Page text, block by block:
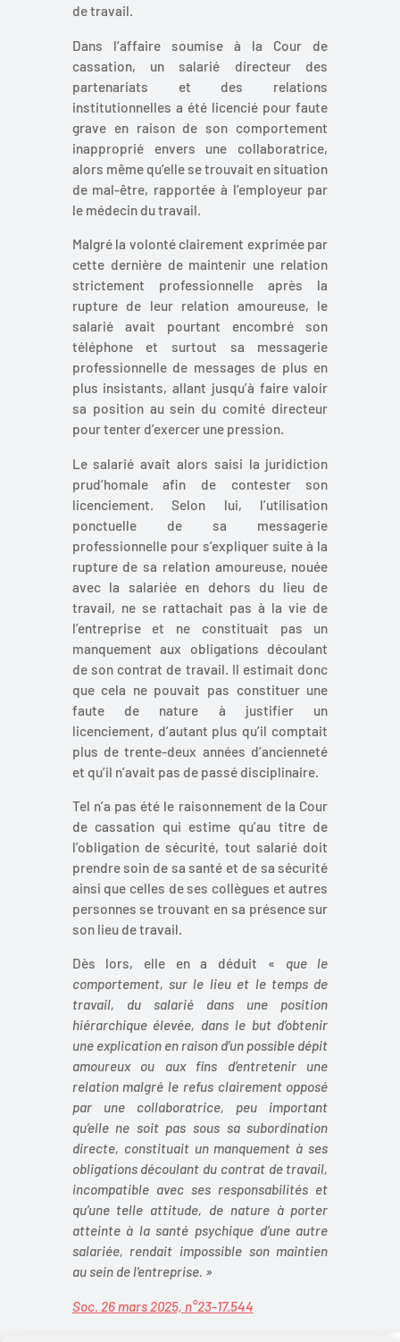
de travail.
Dans l’affaire soumise à la Cour de
cassation, un salarié directeur des
partenariats et des relations
institutionnelles a été licencié pour faute
grave en raison de son comportement
inapproprié envers une collaboratrice,
alors même qu’elle se trouvait en situation
de mal-être, rapportée à l’employeur par
le médecin du travail.
Malgré la volonté clairement exprimée par
cette dernière de maintenir une relation
strictement professionnelle après la
rupture de leur relation amoureuse, le
salarié avait pourtant encombré son
téléphone et surtout sa messagerie
professionnelle de messages de plus en
plus insistants, allant jusqu’à faire valoir
sa position au sein du comité directeur
pour tenter d’exercer une pression.
Le salarié avait alors saisi la juridiction
prud’homale afin de contester son
licenciement. Selon lui, l’utilisation
ponctuelle de sa messagerie
professionnelle pour s’expliquer suite à la
rupture de sa relation amoureuse, nouée
avec la salariée en dehors du lieu de
travail, ne se rattachait pas à la vie de
l’entreprise et ne constituait pas un
manquement aux obligations découlant
de son contrat de travail. Il estimait donc
que cela ne pouvait pas constituer une
faute de nature à justifier un
licenciement, d’autant plus qu’il comptait
plus de trente-deux années d’ancienneté
et qu’il n’avait pas de passé disciplinaire.
Tel n’a pas été le raisonnement de la Cour
de cassation qui estime qu’au titre de
l’obligation de sécurité, tout salarié doit
prendre soin de sa santé et de sa sécurité
ainsi que celles de ses collègues et autres
personnes se trouvant en sa présence sur
son lieu de travail.
Dès lors, elle en a déduit « que le
comportement, sur le lieu et le temps de
travail, du salarié dans une position
hiérarchique élevée, dans le but d’obtenir
une explication en raison d’un possible dépit
amoureux ou aux fins d’entretenir une
relation malgré le refus clairement opposé
par une collaboratrice, peu important
qu’elle ne soit pas sous sa subordination
directe, constituait un manquement à ses
obligations découlant du contrat de travail,
incompatible avec ses responsabilités et
qu’une telle attitude, de nature à porter
atteinte à la santé psychique d’une autre
salariée, rendait impossible son maintien
au sein de l’entreprise. »
Soc. 26 mars 2025, n°23-17.544